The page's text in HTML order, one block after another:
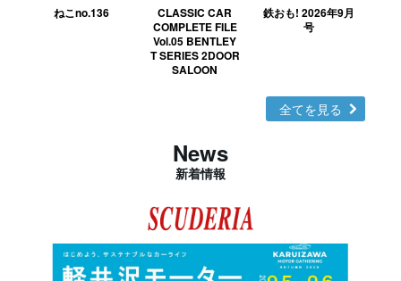
ねこno.136
CLASSIC CAR
COMPLETE FILE
Vol.05 BENTLEY
T SERIES 2DOOR
SALOON
鉄おも! 2026年9月
号
全てを見る
News
新着情報